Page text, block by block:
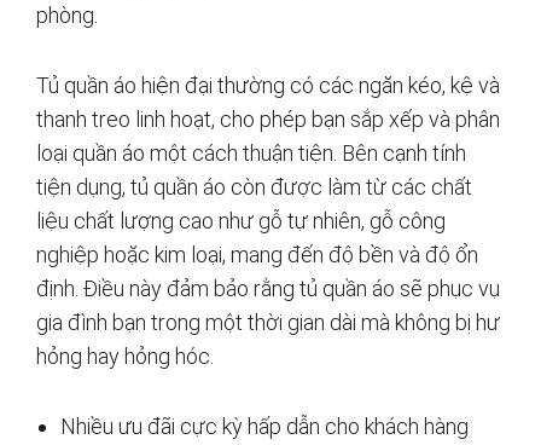
phòng.
Tủ quần áo hiện đại thường có các ngăn kéo, kệ và
thanh treo linh hoạt, cho phép bạn sắp xếp và phân
loại quần áo một cách thuận tiện. Bên cạnh tính
tiện dụng, tủ quần áo còn được làm từ các chất
liệu chất lượng cao như gỗ tự nhiên, gỗ công
nghiệp hoặc kim loại, mang đến độ bền và độ ổn
định. Điều này đảm bảo rằng tủ quần áo sẽ phục vụ
gia đình bạn trong một thời gian dài mà không bị hư
hỏng hay hỏng hóc.
Nhiều ưu đãi cực kỳ hấp dẫn cho khách hàng